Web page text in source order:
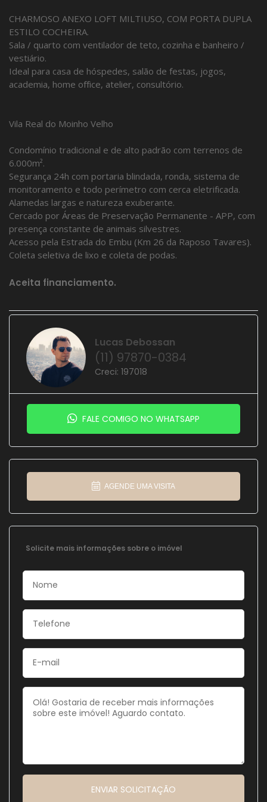
CHARMOSO ANEXO LOFT MILTIUSO, COM PORTA DUPLA
ESTILO COCHEIRA.
Sala / quarto com ventilador de teto, cozinha e banheiro /
vestiário.
Ideal para casa de hóspedes, salão de festas, jogos,
academia, home office, atelier, consultório.
Vila Real do Moinho Velho
Condomínio tradicional e de alto padrão com terrenos de
6.000m².
Segurança 24h com portaria blindada, ronda, sistema de
monitoramento e todo perímetro com cerca eletrificada.
Alamedas largas e natureza exuberante.
Cercado por Áreas de Preservação Permanente - APP, com
presença constante de animais silvestres.
Acesso pela Estrada do Embu (Km 26 da Raposo Tavares).
Coleta seletiva de lixo e coleta de podas.
Aceita financiamento.
Lucas Debossan
(11) 97870-0384
Creci: 197018
FALE COMIGO NO WHATSAPP
AGENDE UMA VISITA
Solicite mais informações sobre o imóvel